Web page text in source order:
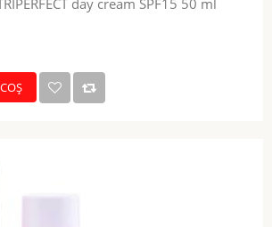
day cream SPF15 50 ml